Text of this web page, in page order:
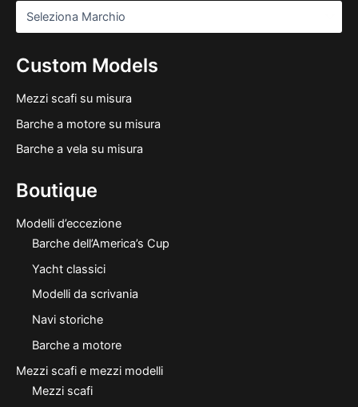
Custom Models
Mezzi scafi su misura
Barche a motore su misura
Barche a vela su misura
Boutique
Modelli d’eccezione
Barche dell’America’s Cup
Yacht classici
Modelli da scrivania
Navi storiche
Barche a motore
Mezzi scafi e mezzi modelli
Mezzi scafi